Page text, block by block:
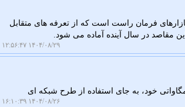
فرمان راست است که از تعرفه های متقابل
مقاصد در سال آینده آماده می شود.
۱۴۰۴/۰۸/۲۹ ۱۲:۵۶:۴۷
گزارش کار در محل، کره جنوبی در پروژه خورشیدی شناور 47 مگاواتی خود، به جای استفاده از طرح شبکه ای
۱۴۰۴/۰۸/۲۶ ۱۶:۱۰:۳۹